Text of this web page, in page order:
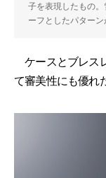
子を表現したもの
ーフとしたパターン
ケースとブレス
て審美性にも優れ